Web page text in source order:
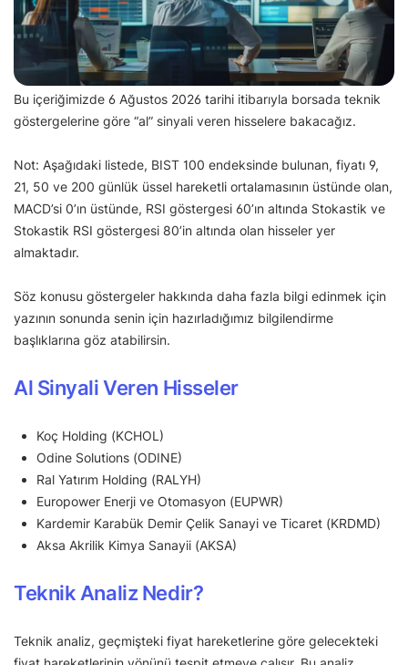
Bu içeriğimizde 6 Ağustos 2026 tarihi itibarıyla borsada teknik
göstergelerine göre “al” sinyali veren hisselere bakacağız.
Not: Aşağıdaki listede, BIST 100 endeksinde bulunan, fiyatı 9,
21, 50 ve 200 günlük üssel hareketli ortalamasının üstünde olan,
MACD’si 0’ın üstünde, RSI göstergesi 60’ın altında Stokastik ve
Stokastik RSI göstergesi 80’in altında olan hisseler yer
almaktadır.
Söz konusu göstergeler hakkında daha fazla bilgi edinmek için
yazının sonunda senin için hazırladığımız bilgilendirme
başlıklarına göz atabilirsin.
Al Sinyali Veren Hisseler
Koç Holding (KCHOL)
Odine Solutions (ODINE)
Ral Yatırım Holding (RALYH)
Europower Enerji ve Otomasyon (EUPWR)
Kardemir Karabük Demir Çelik Sanayi ve Ticaret (KRDMD)
Aksa Akrilik Kimya Sanayii (AKSA)
Teknik Analiz Nedir?
Teknik analiz, geçmişteki fiyat hareketlerine göre gelecekteki